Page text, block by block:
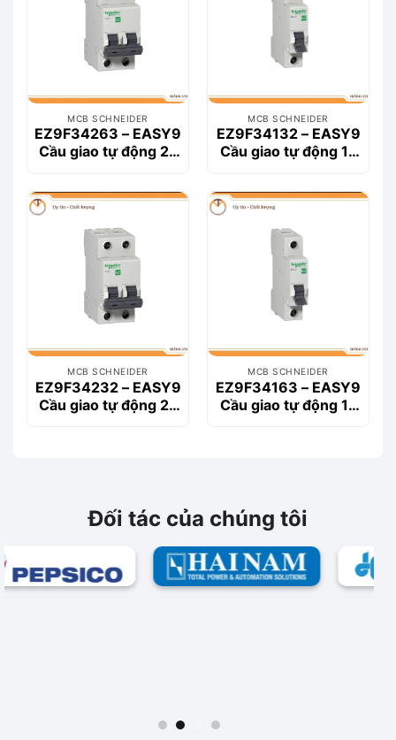
MCB SCHNEIDER
EZ9F34263 – EASY9
Cầu giao tự động 2P
MCB SCHNEIDER
EZ9F34132 – EASY9
Cầu giao tự động 1P
MCB SCHNEIDER
EZ9F34232 – EASY9
Cầu giao tự động 2P
MCB SCHNEIDER
EZ9F34163 – EASY9
Cầu giao tự động 1P
Đối tác của chúng tôi